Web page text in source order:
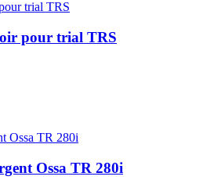
pour trial TRS
Ossa TR 280i